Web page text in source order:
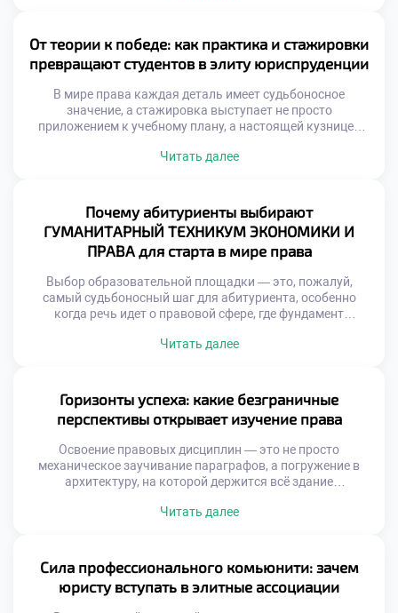
отстаивать верховенство закона. Именно поэтому
осознанное обучение в московском техникуме выступает
тем самым надежным трамплином, который […]
От теории к победе: как практика и стажировки
превращают студентов в элиту юриспруденции
В мире права каждая деталь имеет судьбоносное
значение, а стажировка выступает не просто
приложением к учебному плану, а настоящей кузницей
реальную правовую среду трансформирует сознание
техникуме становится тем самым надежным трамплином,
который позволяет студентам с первых дней […]
Читать далее
Почему абитуриенты выбирают
ГУМАНИТАРНЫЙ ТЕХНИКУМ ЭКОНОМИКИ И
ПРАВА для старта в мире права
Выбор образовательной площадки — это, пожалуй,
самый судьбоносный шаг для абитуриента, особенно
когда речь идет о правовой сфере, где фундамент
полученных знаний напрямую зависят профессиональная
продуманное обучение в московском техникуме
становится тем самым стратегическим активом, который
выбирают амбициозные […]
Читать далее
Горизонты успеха: какие безграничные
перспективы открывает изучение права
Освоение правовых дисциплин — это не просто
механическое заучивание параграфов, а погружение в
архитектуру, на которой держится всё здание
правовые нормы регулируют каждый шаг бизнеса и
поэтому качественное обучение в московском техникуме
становится тем самым стратегическим […]
Читать далее
Сила профессионального комьюнити: зачем
юристу вступать в элитные ассоциации